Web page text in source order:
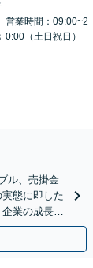
営業時間：09:00~2
0:00（土日祝日）
ル、売掛金
態に即した
業の成長を